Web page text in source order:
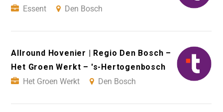
Essent
Den Bosch
Allround Hovenier | Regio Den Bosch –
Het Groen Werkt – 's-Hertogenbosch
Het Groen Werkt
Den Bosch